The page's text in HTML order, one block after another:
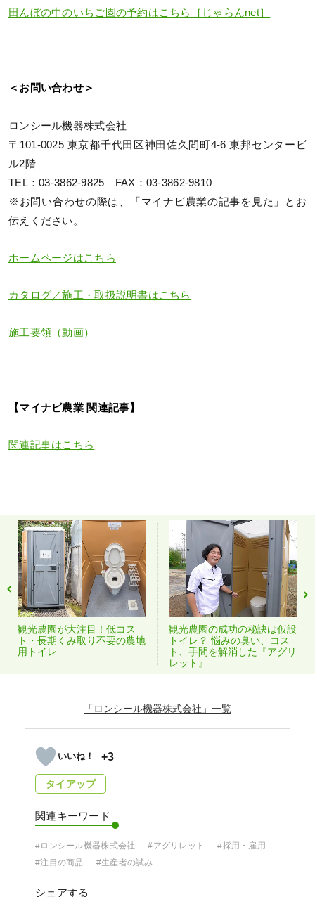
田んぼの中のいちご園の予約はこちら［じゃらんnet］
＜お問い合わせ＞
ロンシール機器株式会社
〒101-0025 東京都千代田区神田佐久間町4-6 東邦センタービ
ル2階
TEL：03-3862-9825 FAX：03-3862-9810
※お問い合わせの際は、「マイナビ農業の記事を見た」とお
伝えください。
ホームページはこちら
カタログ／施工・取扱説明書はこちら
施工要領（動画）
【マイナビ農業 関連記事】
関連記事はこちら
観光農園が大注目！低コス
ト・長期くみ取り不要の農地
用トイレ
観光農園の成功の秘訣は仮設
トイレ？ 悩みの臭い、コス
ト、手間を解消した『アグリ
レット』
「ロンシール機器株式会社」
+3
タイアップ
関連キーワード
#ロンシール機器株式会社 #アグリレット
#採用・雇用
#注目の商品
#生産者の試み
シェアする